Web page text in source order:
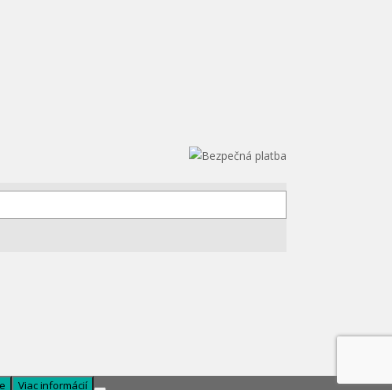
Viac informácií